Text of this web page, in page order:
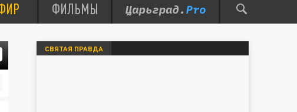
ФИЛЬМЫ
СВЯТАЯ ПРАВДА